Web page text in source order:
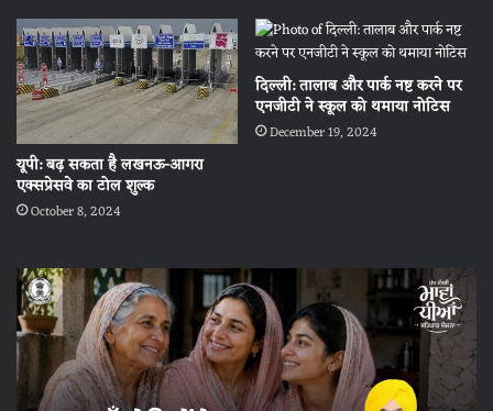
यूपी: बढ़ सकता है लखनऊ-आगरा
एक्सप्रेसवे का टोल शुल्क
October 8, 2024
दिल्ली: तालाब और पार्क नष्ट करने पर
एनजीटी ने स्कूल को थमाया नोटिस
December 19, 2024